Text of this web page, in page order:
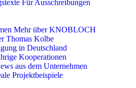
Für Ausschreibungen
Mehr über KNOBLOCH
Thomas Kolbe
in Deutschland
Kooperationen
aus dem Unternehmen
Projektbeispiele